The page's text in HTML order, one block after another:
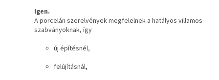
Igen.
A porcelán szerelvények megfelelnek a hatályos villamos
szabványoknak, így
új építésnél,
felújításnál,